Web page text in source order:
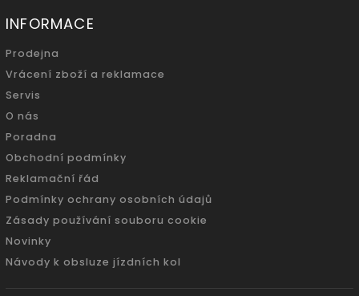
INFORMACE
Prodejna
Vrácení zboží a reklamace
Servis
O nás
Poradna
Obchodní podmínky
Reklamační řád
Podmínky ochrany osobních údajů
Zásady používání souboru cookie
Novinky
Návody k obsluze jízdních kol